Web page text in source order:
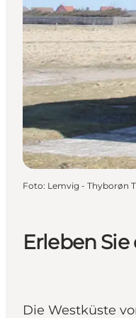
Erleben
Die Westküste
Foto: Lemvig - Thyborøn